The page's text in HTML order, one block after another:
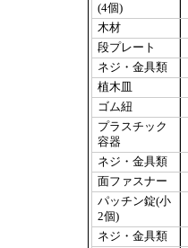
(4個)
木材
段プレート
ネジ・金具類
植木皿
ゴム紐
プラスチック
容器
ネジ・金具類
面ファスナー
パッチン錠(小
2個)
ネジ・金具類